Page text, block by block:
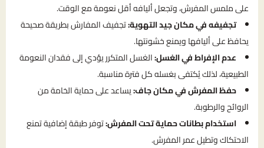
على ملمس المفرش، وتجعل أليافه أقل نعومة مع الوقت.
تجفيفه في مكان جيد التهوية:تجفيف المفارش بطريقة صحيحة
يحافظ على أليافها ويمنع خشونتها.
عدم الإفراط في الغسل:الغسل المتكرر يؤدي إلى فقدان النعومة
الطبيعية، لذلك يُكتفى بغسله كل فترة مناسبة.
حفظ المفرش في مكان جاف:يساعد على حماية الخامة من
الروائح والرطوبة.
استخدام بطانات حماية تحت المفرش:توفر طبقة إضافية تمنع
الاحتكاك وتطيل عمر المفرش.